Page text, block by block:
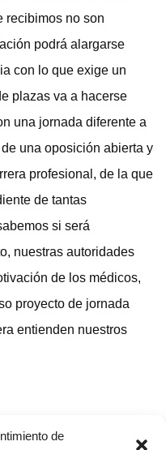
de
recibimos no son
podrá alargarse
con lo que exige un
plazas va a hacerse
una jornada diferente a
una oposición abierta y
profesional, de la que
de tantas
si será
nuestras autoridades
de los médicos,
proyecto de jornada
entienden nuestros
29 Octubre 2005